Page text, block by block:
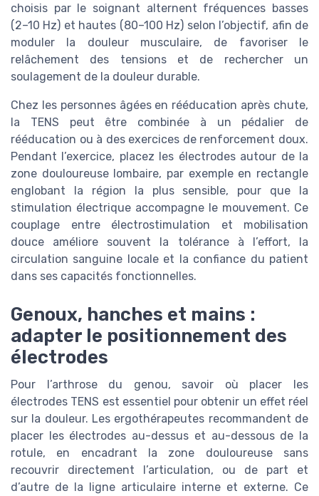
choisis par le soignant alternent fréquences basses
(2–10 Hz) et hautes (80–100 Hz) selon l’objectif, afin de
moduler la douleur musculaire, de favoriser le
relâchement des tensions et de rechercher un
soulagement de la douleur durable.
Chez les personnes âgées en rééducation après chute,
la TENS peut être combinée à un pédalier de
rééducation ou à des exercices de renforcement doux.
Pendant l’exercice, placez les électrodes autour de la
zone douloureuse lombaire, par exemple en rectangle
englobant la région la plus sensible, pour que la
stimulation électrique accompagne le mouvement. Ce
couplage entre électrostimulation et mobilisation
douce améliore souvent la tolérance à l’effort, la
circulation sanguine locale et la confiance du patient
dans ses capacités fonctionnelles.
Genoux, hanches et mains :
adapter le positionnement des
électrodes
Pour l’arthrose du genou, savoir où placer les
électrodes TENS est essentiel pour obtenir un effet réel
sur la douleur. Les ergothérapeutes recommandent de
placer les électrodes au-dessus et au-dessous de la
rotule, en encadrant la zone douloureuse sans
recouvrir directement l’articulation, ou de part et
d’autre de la ligne articulaire interne et externe. Ce